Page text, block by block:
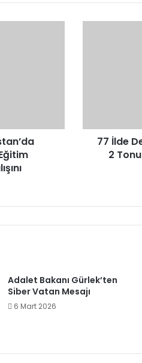
Madde
Geçirildi
77 İlde
2
Adalet Bakanı Gürlek’ten
Siber Vatan Mesajı
6 Mart 2026